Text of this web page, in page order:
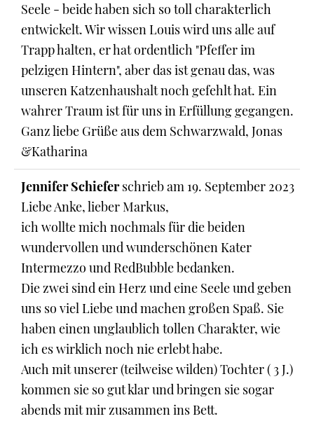
Seele - beide haben sich so toll charakterlich
entwickelt. Wir wissen Louis wird uns alle auf
Trapp halten, er hat ordentlich "Pfeffer im
pelzigen Hintern", aber das ist genau das, was
unseren Katzenhaushalt noch gefehlt hat. Ein
wahrer Traum ist für uns in Erfüllung gegangen.
Ganz liebe Grüße aus dem Schwarzwald, Jonas
&Katharina
Jennifer Schieferschrieb am 19. September 2023
Liebe Anke, lieber Markus,
ich wollte mich nochmals für die beiden
wundervollen und wunderschönen Kater
Intermezzo und RedBubble bedanken.
Die zwei sind ein Herz und eine Seele und geben
uns so viel Liebe und machen großen Spaß. Sie
haben einen unglaublich tollen Charakter, wie
ich es wirklich noch nie erlebt habe.
Auch mit unserer (teilweise wilden) Tochter ( 3 J.)
kommen sie so gut klar und bringen sie sogar
abends mit mir zusammen ins Bett.